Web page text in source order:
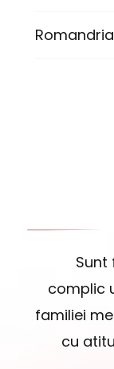
Romandria
Sunt
complic
familiei
cu